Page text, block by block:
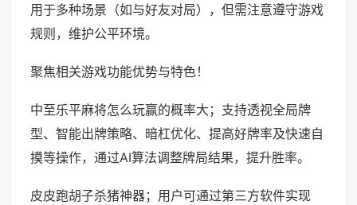
用于多种场景（如与好友对局），但需注意遵守游戏
规则，维护公平环境。
聚焦相关游戏功能优势与特色！
中至乐平麻将怎么玩赢的概率大；支持透视全局牌
型、智能出牌策略、暗杠优化、提高好牌率及快速自
摸等操作，通过AI算法调整牌局结果，提升胜率。
皮皮跑胡子杀猪神器；用户可通过第三方软件实现